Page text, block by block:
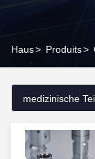
Haus> Produits>
medizinische